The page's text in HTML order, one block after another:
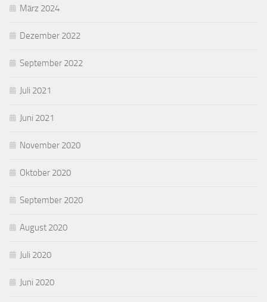
März 2024
Dezember 2022
September 2022
Juli 2021
Juni 2021
November 2020
Oktober 2020
September 2020
August 2020
Juli 2020
Juni 2020